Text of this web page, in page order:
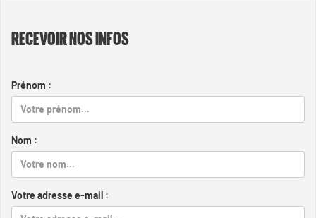
RECEVOIR NOS INFOS
Prénom :
Nom :
Votre adresse e-mail :